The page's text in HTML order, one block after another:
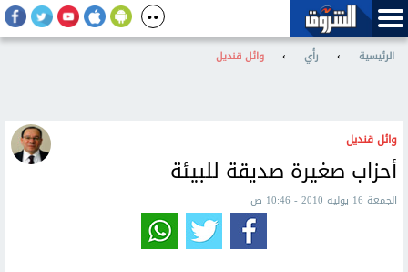
الرئيسية › رأي › وائل قنديل
وائل قنديل
أحزاب صغيرة صديقة للبيئة
الجمعة 16 يوليه 2010 - 10:46 ص